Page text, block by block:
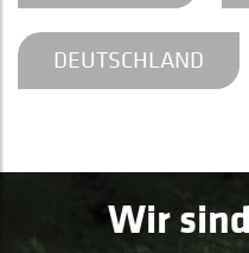
DEUTSCHLAND
Wir